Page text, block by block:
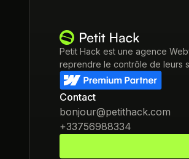
Petit Hack est une agence
reprendre le contrôle de leurs
Contact
bonjour@petithack.com
+33756988334